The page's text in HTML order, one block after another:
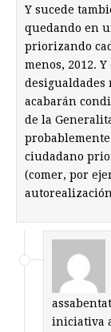
Y sucede
quedando en
priorizando
menos, 2012.
desigualdades
acabarán
de la
ciudadano
(comer, por
iniciativa